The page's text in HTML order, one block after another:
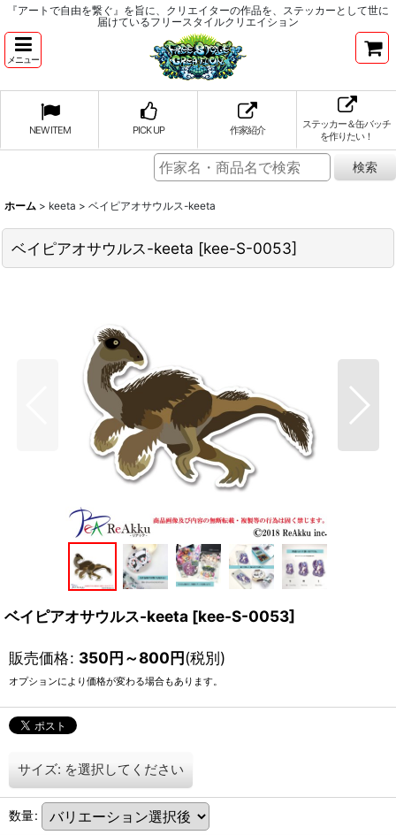
『アートで自由を繋ぐ』を旨に、クリエイターの作品を、ステッカーとして世に
届けているフリースタイルクリエイション
メニュー
NEW ITEM PICK UP 作家紹介
ステッカー＆缶バッチ
を作りたい！
ホーム > keeta > ベイピアオサウルス-keeta
ベイピアオサウルス-keeta [kee-S-0053]
ベイピアオサウルス-keeta [kee-S-0053]
販売価格: 350円～800円(税別)
オプションにより価格が変わる場合もあります。
サイズ: を選択してください
数量: